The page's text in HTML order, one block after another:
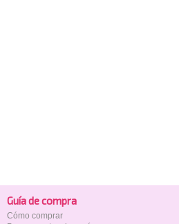
Guía de compra
Cómo comprar